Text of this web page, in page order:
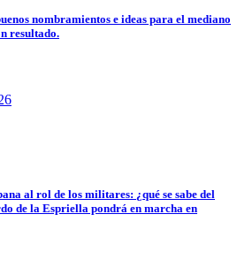
nombramientos e ideas para el mediano
resultado.
al rol de los militares: ¿qué se sabe del
de la Espriella pondrá en marcha en